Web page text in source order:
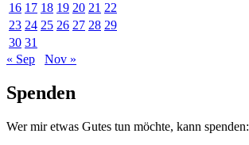
16 17 18 19 20 21 22
23 24 25 26 27 28 29
30 31
« Sep
Nov »
Spenden
Wer mir etwas Gutes tun möchte, kann spenden: